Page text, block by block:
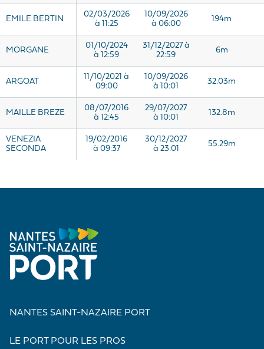
EMILE BERTIN
02/03/2026
à 11:25
10/09/2026
à 06:00
194m
MORGANE
01/10/2024
à 12:59
31/12/2027 à
22:59
6m
ARGOAT
11/10/2021 à
09:00
10/09/2026
à 10:01
32.03m
MAILLE BREZE
08/07/2016
à 12:45
29/07/2027
à 10:01
132.8m
VENEZIA
SECONDA
19/02/2016
à 09:37
30/12/2027
à 23:01
55.29m
NANTES SAINT-NAZAIRE PORT
LE PORT POUR LES PROS